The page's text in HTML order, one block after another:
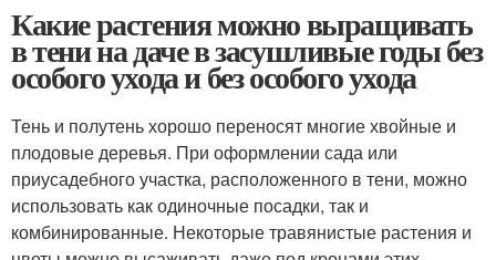
Какие растения можно выращивать
в тени на даче в засушливые годы без
особого ухода и без особого ухода
Тень и полутень хорошо переносят многие хвойные и
плодовые деревья. При оформлении сада или
приусадебного участка, расположенного в тени, можно
использовать как одиночные посадки, так и
комбинированные. Некоторые травянистые растения и